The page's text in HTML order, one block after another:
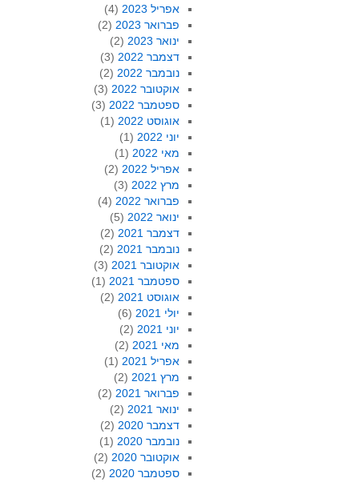
אפריל 2023
(4)
פברואר 2023
(2)
ינואר 2023
(2)
דצמבר 2022
(3)
נובמבר 2022
(2)
אוקטובר 2022
(3)
ספטמבר 2022
(3)
אוגוסט 2022
(1)
יוני 2022
(1)
מאי 2022
(1)
אפריל 2022
(2)
מרץ 2022
(3)
פברואר 2022
(4)
ינואר 2022
(5)
דצמבר 2021
(2)
נובמבר 2021
(2)
אוקטובר 2021
(3)
ספטמבר 2021
(1)
אוגוסט 2021
(2)
יולי 2021
(6)
יוני 2021
(2)
מאי 2021
(2)
אפריל 2021
(1)
מרץ 2021
(2)
פברואר 2021
(2)
ינואר 2021
(2)
דצמבר 2020
(2)
נובמבר 2020
(1)
אוקטובר 2020
(2)
ספטמבר 2020
(2)